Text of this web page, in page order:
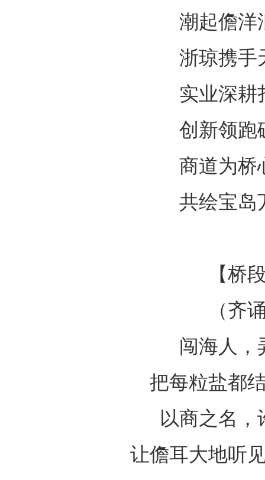
潮起儋洋
浙琼携手
实业深耕
创新领跑
商道为桥
共绘宝岛
【桥
（齐
闯海人，
把每粒盐都
以商之名，
让儋耳大地听